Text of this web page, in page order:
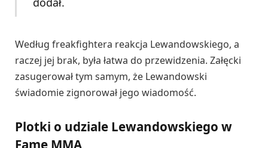
Według freakfightera reakcja Lewandowskiego, a
raczej jej brak, była łatwa do przewidzenia. Załęcki
zasugerował tym samym, że Lewandowski
świadomie zignorował jego wiadomość.
Plotki o udziale Lewandowskiego w
Fame MMA